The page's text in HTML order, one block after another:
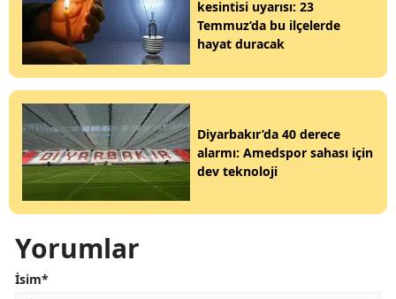
kesintisi uyarısı: 23
Temmuz’da bu ilçelerde
hayat duracak
Diyarbakır’da 40 derece
alarmı: Amedspor sahası için
dev teknoloji
Yorumlar
İsim*